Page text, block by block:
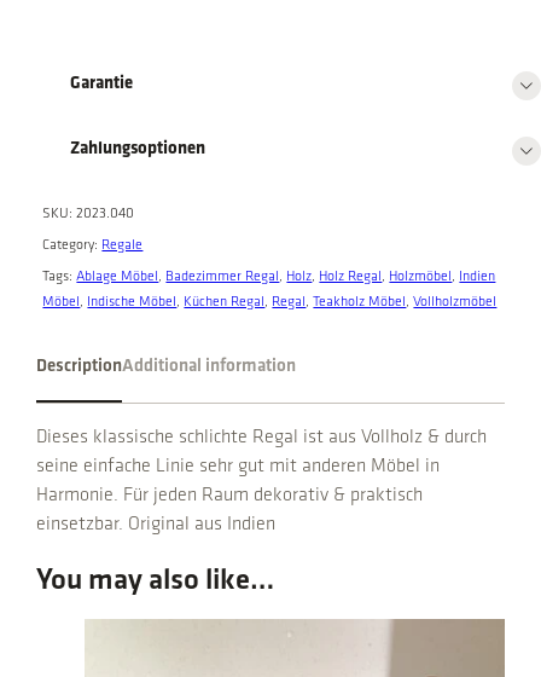
q
u
a
n
i
Garantie
Zahlungsoptionen
SKU: 2023.040
Category: Regale
Tags:Ablage Möbel , Badezimmer Regal , Holz, Holz Regal , Holzmöbel ,
Indien
Möbel , Indische Möbel , Küchen Regal , Regal , Teakholz Möbel , Vollholzmöbel
DescriptionAdditional information
Dieses klassische schlichte Regal ist aus Vollholz & durch
seine einfache Linie sehr gut mit anderen Möbel in
Harmonie. Für jeden Raum dekorativ & praktisch
einsetzbar. Original aus Indien
You may also like…